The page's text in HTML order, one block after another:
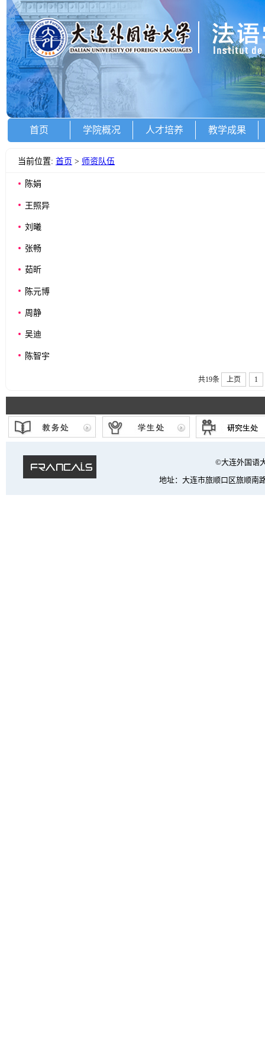
首页 学院概况 人才培养 教学成果
当前位置: 首页 > 师资队伍
陈娟
王照异
刘曦
张畅
茹昕
陈元博
周静
吴迪
陈智宇
共19条 上页 1
©大连外国语
地址：大连市旅顺口区旅顺南